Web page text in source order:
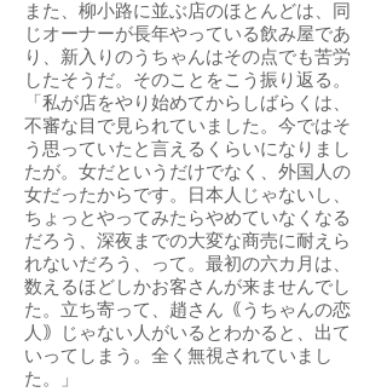
また、柳小路に並ぶ店のほとんどは、同
じオーナーが長年やっている飲み屋であ
り、新入りのうちゃんはその点でも苦労
したそうだ。そのことをこう振り返る。
「私が店をやり始めてからしばらくは、
不審な目で見られていました。今ではそ
う思っていたと言えるくらいになりまし
たが。女だというだけでなく、外国人の
女だったからです。日本人じゃないし、
ちょっとやってみたらやめていなくなる
だろう、深夜までの大変な商売に耐えら
れないだろう、って。最初の六カ月は、
数えるほどしかお客さんが来ませんでし
た。立ち寄って、趙さん｟うちゃんの恋
人｠じゃない人がいるとわかると、出て
いってしまう。全く無視されていまし
た。」